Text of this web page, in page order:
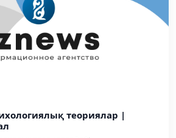
теориялар |